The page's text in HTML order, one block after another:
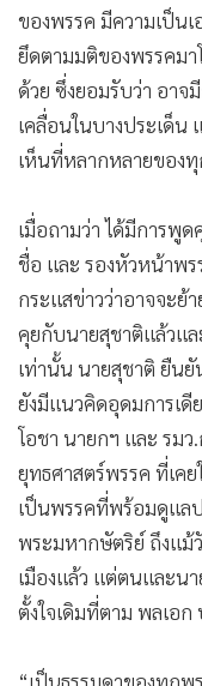
ของพรรค มีความเป็น
ยึดตามมติของพรรคมา
ด้วย ซึ่งยอมรับว่า อาจ
เคลื่อนในบางประเด็น
เห็นที่หลากหลายของ
เมื่อถามว่า ได้มีการพู
ชื่อ และ รองหัวหน้าพร
กระแสข่าวว่าอาจจะย้
คุยกับนายสุชาติแล้วแ
เท่านั้น นายสุชาติ ยืนยั
ยังมีแนวคิดอุดมการเ
โอชา นายกฯ และ รม
ยุทธศาสตร์พรรค ที่เคย
เป็นพรรคที่พร้อมดูแล
พระมหากษัตริย์ ถึงแม้
เมืองแล้ว แต่ตนและน
ตั้งใจเดิมที่ตาม พลเอก